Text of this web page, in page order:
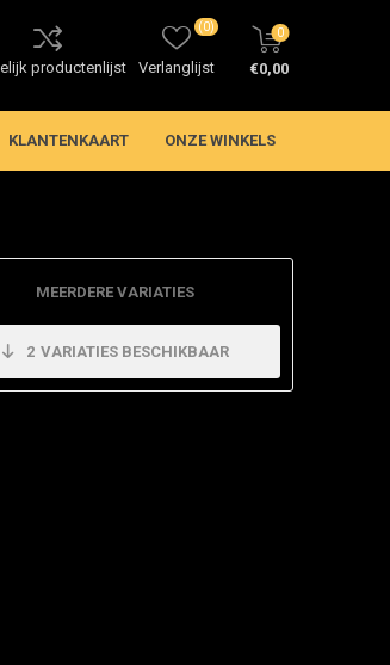
productenlijst Verlanglijst
(0) 0
€0,00
KLANTENKAART ONZE WINKELS
MEERDERE VARIATIES
2 VARIATIES BESCHIKBAAR